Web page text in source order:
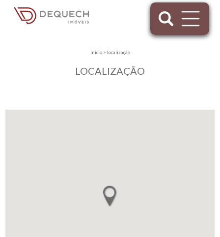
início> localização
LOCALIZAÇÃO